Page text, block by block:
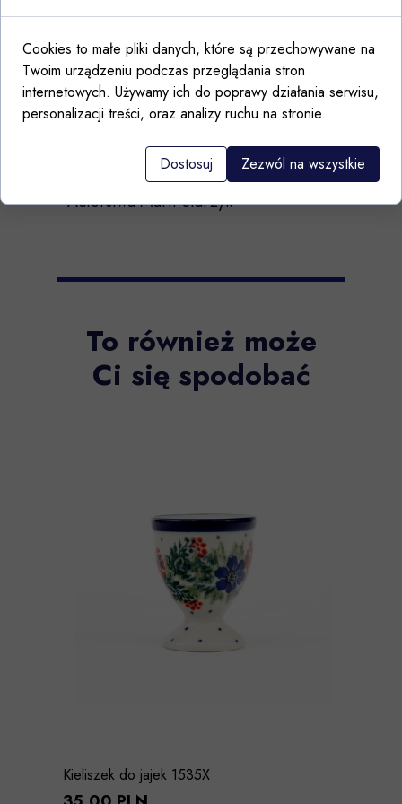
Kieliszek do jajek 1535X
To również może
Ci się spodobać
Bolesławcu
Autorstwa Marii Starzyk
Można używać w kuchence
mikrofalowej i zmywarce
Autorstwa Marii Starzyk
Cookies to małe pliki danych, które są przechowywane na
Twoim urządzeniu podczas przeglądania stron
internetowych. Używamy ich do poprawy działania serwisu,
personalizacji treści, oraz analizy ruchu na stronie.
Dostosuj Zezwól na wszystkie